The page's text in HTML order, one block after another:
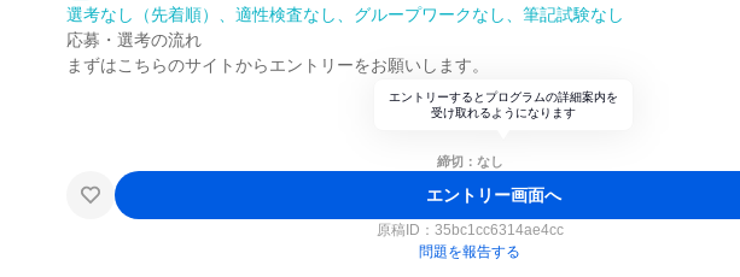
選考なし（先着順）、適性検査なし、グループワークなし、筆記試験なし
応募・選考の流れ
まずはこちらのサイトからエントリーをお願いします。
エントリーするとプログラムの詳細案内を
受け取れるようになります
締切：なし
エントリー画面へ
原稿ID： 35bc1cc6314ae4cc
問題を報告する